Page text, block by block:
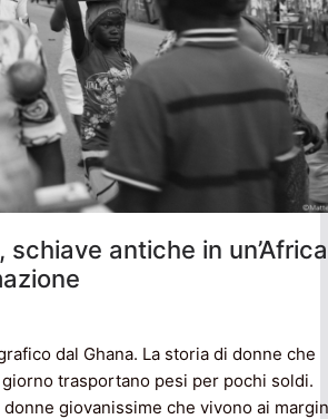
schiave antiche in un’Africa
dal Ghana. La storia di donne che
trasportano pesi per pochi soldi.
donne giovanissime che vivono ai